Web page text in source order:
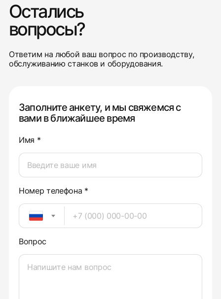
Остались
вопросы?
Ответим на любой ваш вопрос по производству,
обслуживанию станков и оборудования.
Заполните анкету, и мы свяжемся с
вами в ближайшее время
Имя *
Номер телефона *
Вопрос